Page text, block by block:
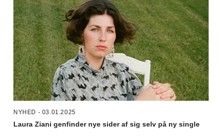
NYHED - 03.01.2025
Laura Ziani genfinder nye sider af sig selv på ny single